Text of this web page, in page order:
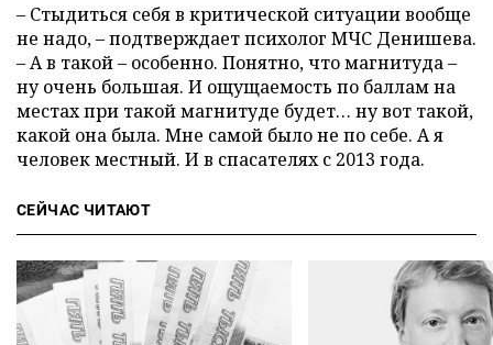
– Стыдиться себя в критической ситуации вообще
не надо, – подтверждает психолог МЧС Денишева.
– А в такой – особенно. Понятно, что магнитуда –
ну очень большая. И ощущаемость по баллам на
местах при такой магнитуде будет… ну вот такой,
какой она была. Мне самой было не по себе. А я
человек местный. И в спасателях с 2013 года.
СЕЙЧАС ЧИТАЮТ